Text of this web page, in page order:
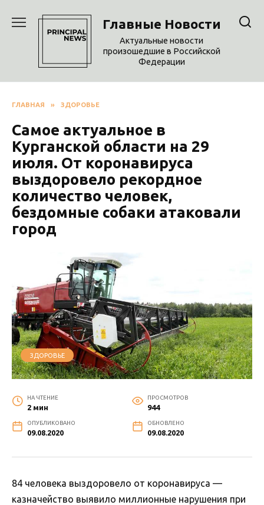
содержанию
Главные Новости
Актуальные новости
произошедшие в Российской
Федерации
ГЛАВНАЯ » ЗДОРОВЬЕ
Самое актуальное в
Курганской области на 29
июля. От коронавируса
выздоровело рекордное
количество человек,
бездомные собаки атаковали
город
ЗДОРОВЬЕ
НА ЧТЕНИЕ
2 мин
ПРОСМОТРОВ
944
ОПУБЛИКОВАНО
09.08.2020
ОБНОВЛЕНО
09.08.2020
84 человека выздоровело от коронавируса —
казначейство выявило миллионные нарушения при